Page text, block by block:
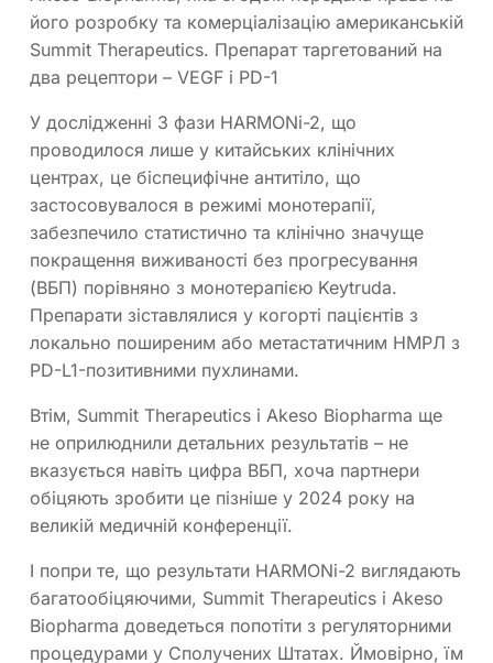
його розробку та комерціалізацію американській
Summit Therapeutics. Препарат таргетований на
два рецептори – VEGF і PD-1
У дослідженні 3 фази HARMONi-2, що
проводилося лише у китайських клінічних
центрах, це біспецифічне антитіло, що
застосовувалося в режимі монотерапії,
забезпечило статистично та клінічно значуще
покращення виживаності без прогресування
(ВБП) порівняно з монотерапією Keytruda.
Препарати зіставлялися у когорті пацієнтів з
локально поширеним або метастатичним НМРЛ з
PD-L1-позитивними пухлинами.
Втім, Summit Therapeutics і Akeso Biopharma ще
не оприлюднили детальних результатів – не
вказується навіть цифра ВБП, хоча партнери
обіцяють зробити це пізніше у 2024 року на
великій медичній конференції.
І попри те, що результати HARMONi-2 виглядають
багатообіцяючими, Summit Therapeutics і Akeso
Biopharma доведеться попотіти з регуляторними
процедурами у Сполучених Штатах. Ймовірно, їм